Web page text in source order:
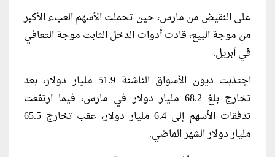
على النقيض من مارس، حين تحملت الأسهم العبء الأكبر
من موجة البيع، قادت أدوات الدخل الثابت موجة التعافي
في أبريل.
اجتذبت ديون الأسواق الناشئة 51.9 مليار دولار، بعد
تخارج بلغ 68.2 مليار دولار في مارس، فيما ارتفعت
تدفقات الأسهم إلى 6.4 مليار دولار، عقب تخارج 65.5
مليار دولار الشهر الماضي.